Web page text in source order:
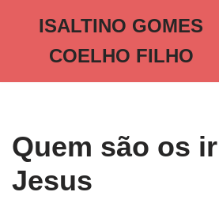
o
ISALTINO GOMES
COELHO FILHO
Quem são os
Jesus